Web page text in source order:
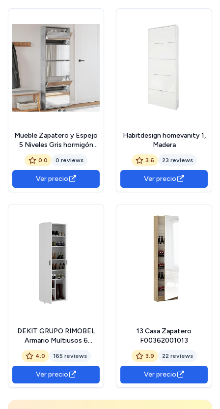
Mueble Zapatero y Espejo
5 Niveles Gris hormigón
63x17x169,5 cm
0.0 0 reviews
Ver precio
Habitdesign homevanity 1,
Madera
3.6 23 reviews
Ver precio
DEKIT GRUPO RIMOBEL
Armario Multiusos 6
estantes, Madera de
ingeniería, Blanco,
61x190x35cm
4.0 165 reviews
Ver precio
13 Casa Zapatero
F00362001013
3.9 22 reviews
Ver precio